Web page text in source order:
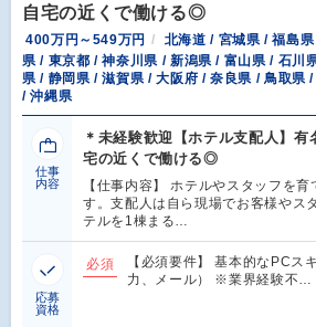
自宅の近くで働ける◎
400万円～549万円
北海道 / 宮城県 / 福島
県 / 東京都 / 神奈川県 / 新潟県 / 富山県 / 石川
県 / 静岡県 / 滋賀県 / 大阪府 / 奈良県 / 鳥取県
/ 沖縄県
仕事
内容
＊未経験歓迎【ホテル支配人】有
宅の近くで働ける◎
【仕事内容】 ホテルやスタッフを
す。支配人は自ら現場でお客様やス
テルを1棟まる…
応募
資格
必須
【必須要件】 基本的なPCス
力、メール） ※業界経験不…